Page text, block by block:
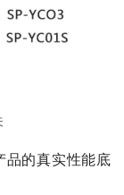
的真实性能底